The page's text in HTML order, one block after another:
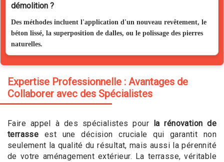
démolition ?
Des méthodes incluent l'application d'un nouveau revêtement, le
béton lissé, la superposition de dalles, ou le polissage des pierres
naturelles.
Expertise Professionnelle : Avantages de
Collaborer avec des Spécialistes
Faire appel à des spécialistes pour la rénovation de
terrasse est une décision cruciale qui garantit non
seulement la qualité du résultat, mais aussi la pérennité
de votre aménagement extérieur. La terrasse, véritable